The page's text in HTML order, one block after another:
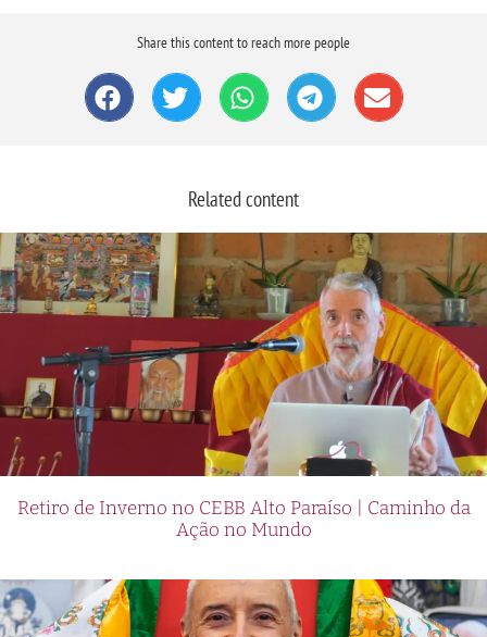
Share this content to reach more people
Related content
Retiro de Inverno no CEBB Alto Paraíso | Caminho da
Ação no Mundo